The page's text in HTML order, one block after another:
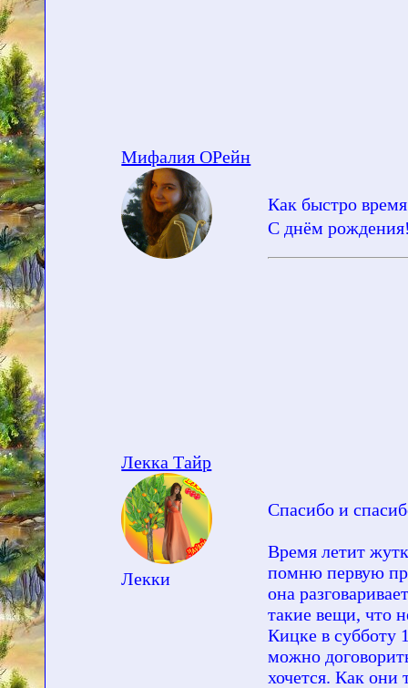
Мифалия ОРейн
Как быстро
С днём
Лекка Тайр
Лекки
Спасибо и
Время летит
помню первую
она
такие вещи, что
Кицке в субботу
можно
хочется. Как они